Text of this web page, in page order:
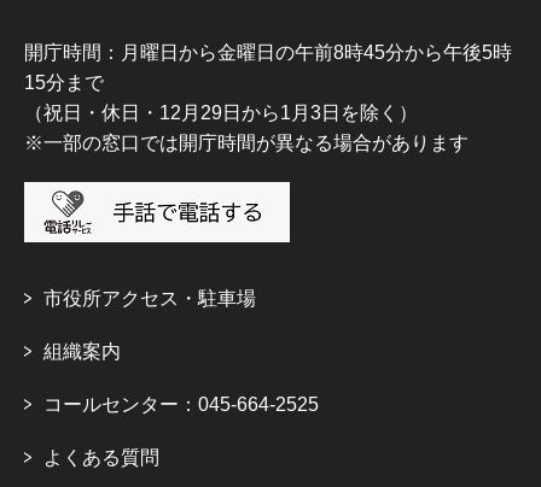
開庁時間：月曜日から金曜日の午前8時45分から午後5時
15分まで
（祝日・休日・12月29日から1月3日を除く）
※一部の窓口では開庁時間が異なる場合があります
市役所アクセス・駐車場
組織案内
コールセンター：045-664-2525
よくある質問